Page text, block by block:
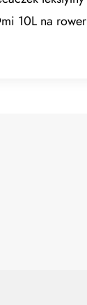
10L na rower